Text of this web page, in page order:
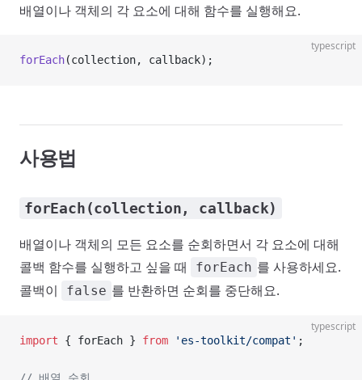
배열이나 객체의 각 요소에 대해 함수를 실행해요.
typescript
forEach(collection, callback);
사용법
forEach(collection, callback)
배열이나 객체의 모든 요소를 순회하면서 각 요소에 대해
콜백 함수를 실행하고 싶을 때
forEach 를 사용하세요.
콜백이
false 를 반환하면 순회를 중단해요.
typescript
import { forEach } from 'es-toolkit/compat' ;